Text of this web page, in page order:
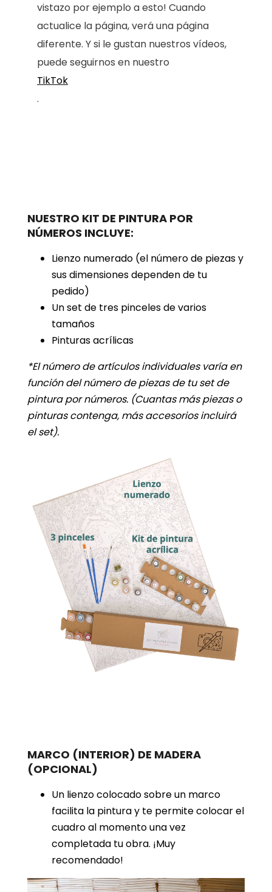
vistazo por ejemplo a esto! Cuando
actualice la página, verá una página
diferente. Y si le gustan nuestros vídeos,
puede seguirnos en nuestro
TikTok
.
NUESTRO KIT DE PINTURA POR
NÚMEROS INCLUYE:
Lienzo numerado (el número de piezas y
sus dimensiones dependen de tu
pedido)
Un set de tres pinceles de varios
tamaños
Pinturas acrílicas
*El número de artículos individuales varía en
función del número de piezas de tu set de
pintura por números. (Cuantas más piezas o
pinturas contenga, más accesorios incluirá
el set).
MARCO (INTERIOR) DE MADERA
(OPCIONAL)
Un lienzo colocado sobre un marco
facilita la pintura y te permite colocar el
cuadro al momento una vez
completada tu obra. ¡Muy
recomendado!